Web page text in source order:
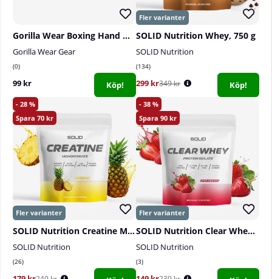
Gorilla Wear Boxing Hand Wraps, black - 2,5 m
Gorilla Wear Gear
0
99 kr Köp!
SOLID Nutrition Whey, 750 g
SOLID Nutrition
134
299 kr349 kr Köp!
28
70
SOLID Nutrition Creatine Monohydrate, 400 g
SOLID Nutrition
26
38
90
SOLID Nutrition Clear Whey, 300 g
SOLID Nutrition
3